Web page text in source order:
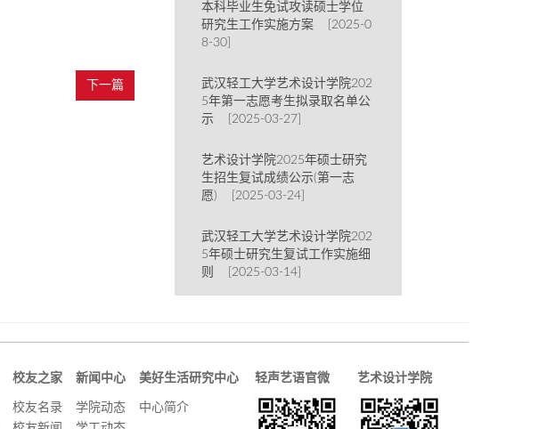
下一篇
本科毕业生免试攻读硕士学位
研究生工作实施方案 [2025-0
8-30]
武汉轻工大学艺术设计学院202
5年第一志愿考生拟录取名单公
示 [2025-03-27]
艺术设计学院2025年硕士研究
生招生复试成绩公示(第一志
愿) [2025-03-24]
武汉轻工大学艺术设计学院202
5年硕士研究生复试工作实施细
则 [2025-03-14]
校友之家
校友名录
新闻中心
学院动态
美好生活研究中心
中心简介
轻声艺语官微 艺术设计学院